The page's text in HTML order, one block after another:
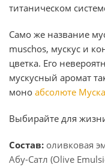
титаническом
Само же название
muschos, мускус и
цветка. Его
мускусный аромат
моно абсолюте
Выбирайте для
Состав: оливковая
Абу-Сатл (Olive